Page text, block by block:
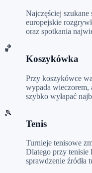
Najczęściej
europejskie
oraz spotkania
🏀
Koszykówka
Przy koszykówce
wypada wieczorem,
szybko wyłapać
🎾
Tenis
Turnieje tenisowe
Dlatego przy tenisie
sprawdzenie źródła